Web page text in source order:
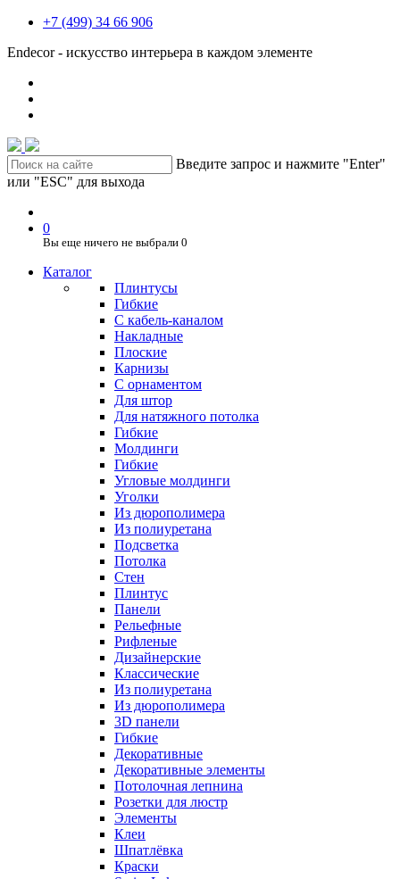
+7 (499) 34 66 906
Endecor - искусство интерьера в каждом элементе
Введите запрос и нажмите "Enter"
или "ESC" для выхода
0
Вы еще ничего не выбрали 0
Каталог
Плинтусы
Гибкие
C кабель-каналом
Накладные
Плоские
Карнизы
С орнаментом
Для штор
Для натяжного потолка
Гибкие
Молдинги
Гибкие
Угловые молдинги
Уголки
Из дюрополимера
Из полиуретана
Подсветка
Потолка
Стен
Плинтус
Панели
Рельефные
Рифленые
Дизайнерские
Классические
Из полиуретана
Из дюрополимера
3D панели
Гибкие
Декоративные
Декоративные элементы
Потолочная лепнина
Розетки для люстр
Элементы
Клеи
Шпатлёвка
Краски